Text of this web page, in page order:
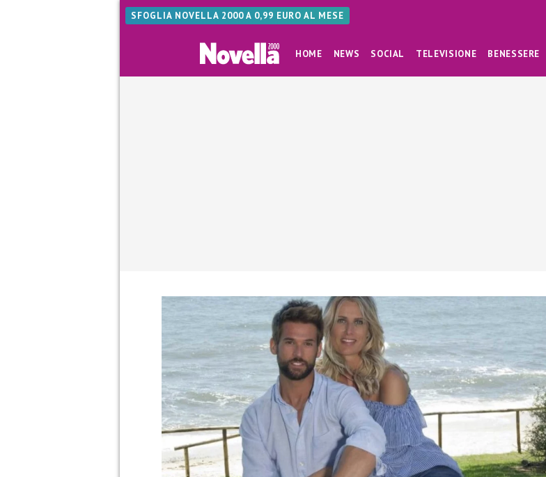
SFOGLIA NOVELLA 2000 A 0,99 EURO AL MESE
HOME NEWS SOCIAL TELEVISIONE BENESSERE